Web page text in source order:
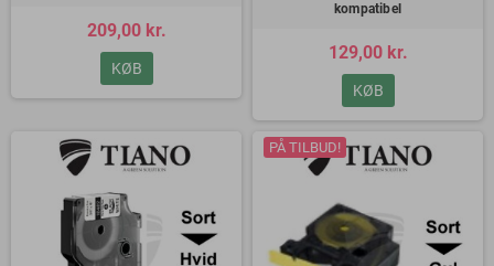
209,00 kr.
KØB
kompatibel
129,00 kr.
KØB
PÅ TILBUD!